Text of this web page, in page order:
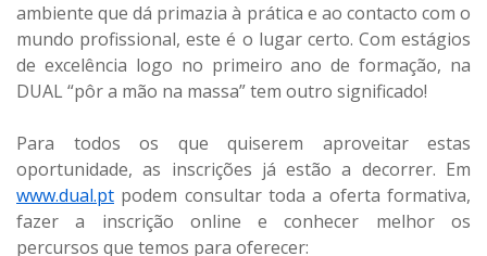
ambiente que dá primazia à prática e ao contacto com o
mundo profissional, este é o lugar certo. Com estágios
de excelência logo no primeiro ano de formação, na
DUAL “pôr a mão na massa” tem outro significado!
Para todos os que quiserem aproveitar estas
oportunidade, as inscrições já estão a decorrer. Em
www.dual.pt podem consultar toda a oferta formativa,
fazer a inscrição online e conhecer melhor os
percursos que temos para oferecer: